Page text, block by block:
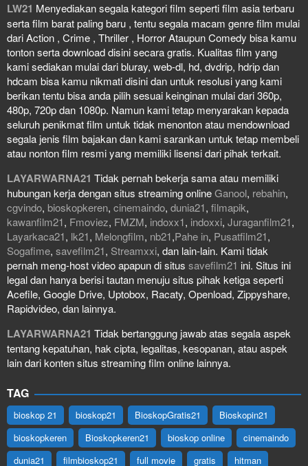
LW21 Menyediakan segala kategori film seperti film asia terbaru
serta film barat paling baru , tentu segala macam genre film mulai
dari Action , Crime , Thriller , Horror Ataupun Comedy bisa kamu
tonton serta download disini secara gratis. Kualitas film yang
kami sediakan mulai dari bluray, web-dl, hd, dvdrip, hdrip dan
hdcam bisa kamu nikmati disini dan untuk resolusi yang kami
berikan tentu bisa anda pilih sesuai keinginan mulai dari 360p,
480p, 720p dan 1080p. Namun kami tetap menyarakan kepada
seluruh penikmat film untuk tidak menonton atau mendownload
segala jenis film bajakan dan kami sarankan untuk tetap membeli
atau nonton film resmi yang memiliki lisensi dari pihak terkait.
LAYARWARNA21 Tidak pernah bekerja sama atau memiliki
hubungan kerja dengan situs streaming onlineGanool, rebahin,
cgvindo, bioskopkeren, cinemaindo, dunia21, filmapik,
kawanfilm21, Fmoviez, FMZM, indoxx1, indoxxi, Juraganfilm21,
Layarkaca21, lk21, Melongfilm, nb21,Pahe in, Pusatfilm21,
Sogafime, savefilm21, Streamxxi, dan lain-lain. Kami tidak
pernah meng-host video apapun di situs savefilm21 ini. Situs ini
legal dan hanya berisi tautan menuju situs pihak ketiga seperti
Acefile, Google Drive, Uptobox, Racaty, Openload, Zippyshare,
Rapidvideo, dan lainnya.
LAYARWARNA21 Tidak bertanggung jawab atas segala aspek
tentang kepatuhan, hak cipta, legalitas, kesopanan, atau aspek
lain dari konten situs streaming film online lainnya.
TAG
bioskop 21 bioskop21 BioskopGratis21
Bioskopin21
bioskopkeren
Bioskopkeren21 bioskop online
cinemaindo
dunia21
filmbioskop21 full movie gratis hitman